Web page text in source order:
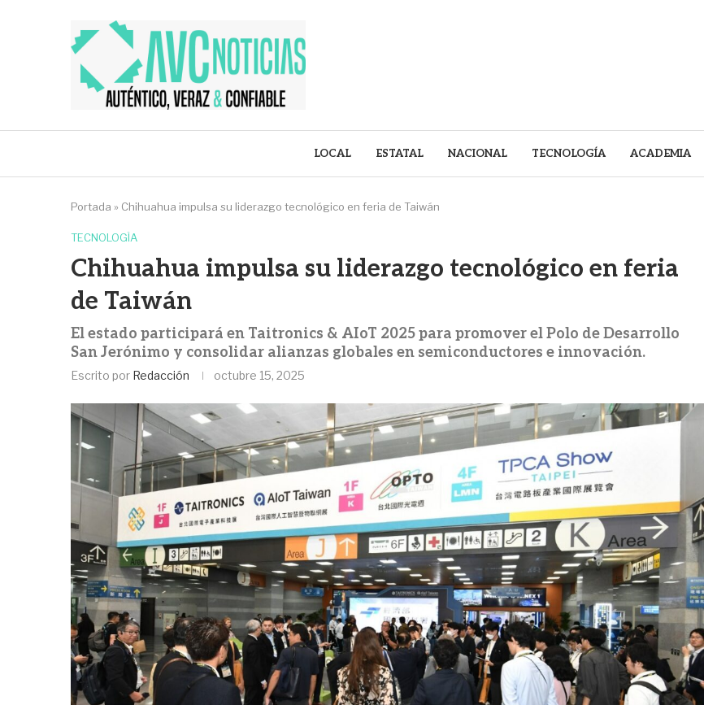
LOCAL ESTATAL NACIONAL TECNOLOGÍA ACADEMIA
Portada » Chihuahua impulsa su liderazgo tecnológico en feria de Taiwán
TECNOLOGÍA
Chihuahua impulsa su liderazgo tecnológico en feria
de Taiwán
El estado participará en Taitronics & AIoT 2025 para promover el Polo de Desarrollo
San Jerónimo y consolidar alianzas globales en semiconductores e innovación.
Escrito por Redacción octubre 15, 2025